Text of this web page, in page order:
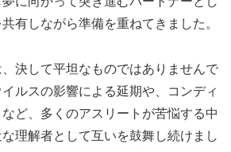
有しながら準備を重ねてきました。
決して平坦なものではありませんで
ルスの影響による延期や、コンディ
ど、多くのアスリートが苦悩する中
理解者として互いを鼓舞し続けまし